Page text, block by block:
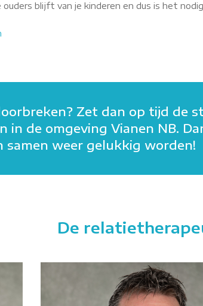
blijft van je kinderen en dus is het
Zet dan op tijd de
in de omgeving Vianen NB.
weer gelukkig worden!
De